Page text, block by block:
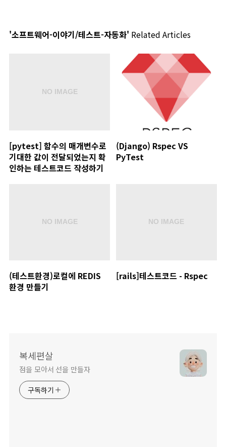
'소프트웨어-이야기/테스트-자동화' Related Articles
[pytest] 함수의 매개변수로
기대한 값이 전달되었는지 확
인하는 테스트코드 작성하기
(Django) Rspec VS
PyTest
(테스트환경)로컬에 REDIS
환경 만들기
[rails]테스트코드 - Rspec
복세편살
점을 모아서 선을 만들자
구독하기